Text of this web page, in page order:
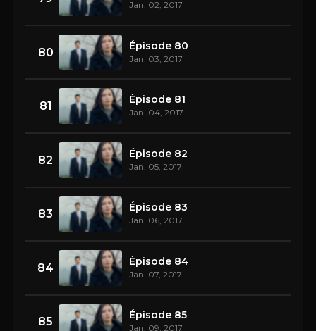
Jan. 02, 2017
80 Épisode 80
Jan. 03, 2017
81 Épisode 81
Jan. 04, 2017
82 Épisode 82
Jan. 05, 2017
83 Épisode 83
Jan. 06, 2017
84 Épisode 84
Jan. 07, 2017
85 Épisode 85
Jan. 09, 2017